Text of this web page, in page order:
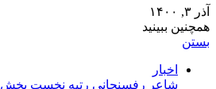
آذر ۳, ۱۴۰۰
همچنین ببینید
بستن
اخبار
شاعر رفسنجانی رتبه نخست